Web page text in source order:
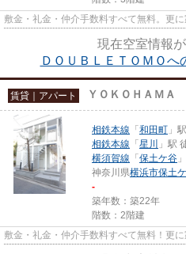
敷金・礼金・仲介手数料すべて無料。更に
現在空室情報が
ＤＯＵＢＬＥＴＯＭＯへ
賃貸｜アパート ＹＯＫＯＨＡＭＡ
相鉄本線 「 和田町 」
相鉄本線 「 星川
」駅
横須賀線 「 保土ケ谷
神奈川県横浜市保土
-
築年数：築22年
階数：2階建
敷金・礼金・仲介手数料すべて無料！更